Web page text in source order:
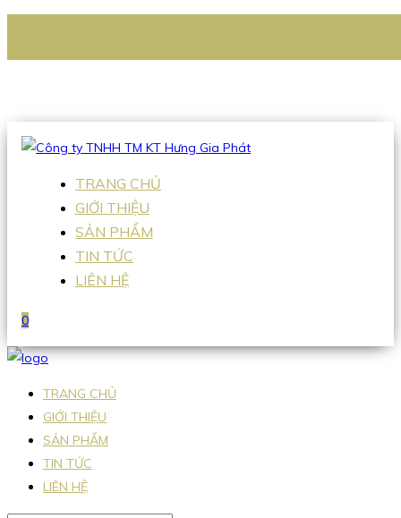
Hotline:0938 336 079
TRANG CHỦ
GIỚI THIỆU
SẢN PHẨM
TIN TỨC
LIÊN HỆ
0
TRANG CHỦ
GIỚI THIỆU
SẢN PHẨM
TIN TỨC
LIÊN HỆ